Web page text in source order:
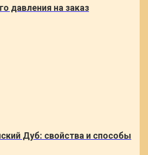
давления на заказ
Дуб: свойства и способы